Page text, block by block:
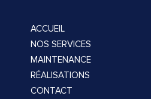
ACCUEIL
NOS SERVICES
MAINTENANCE
RÉALISATIONS
CONTACT